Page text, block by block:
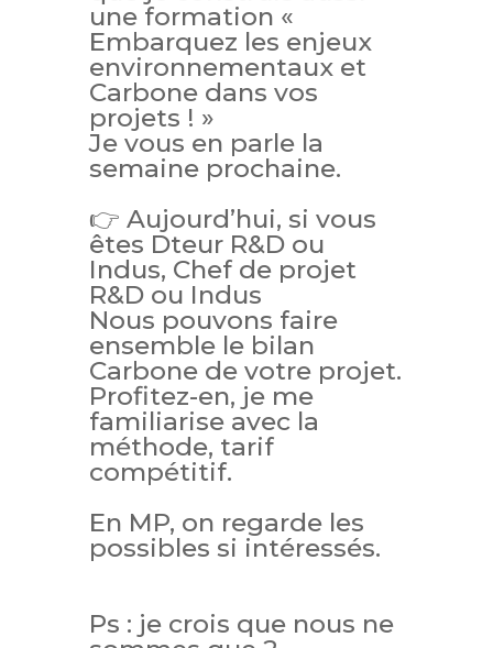
une formation «
Embarquez les enjeux
environnementaux et
Carbone dans vos
projets ! »
Je vous en parle la
semaine prochaine.
👉 Aujourd’hui, si vous
êtes Dteur R&D ou
Indus, Chef de projet
R&D ou Indus
Nous pouvons faire
ensemble le bilan
Carbone de votre projet.
Profitez-en, je me
familiarise avec la
méthode, tarif
compétitif.
En MP, on regarde les
possibles si intéressés.
Ps : je crois que nous ne